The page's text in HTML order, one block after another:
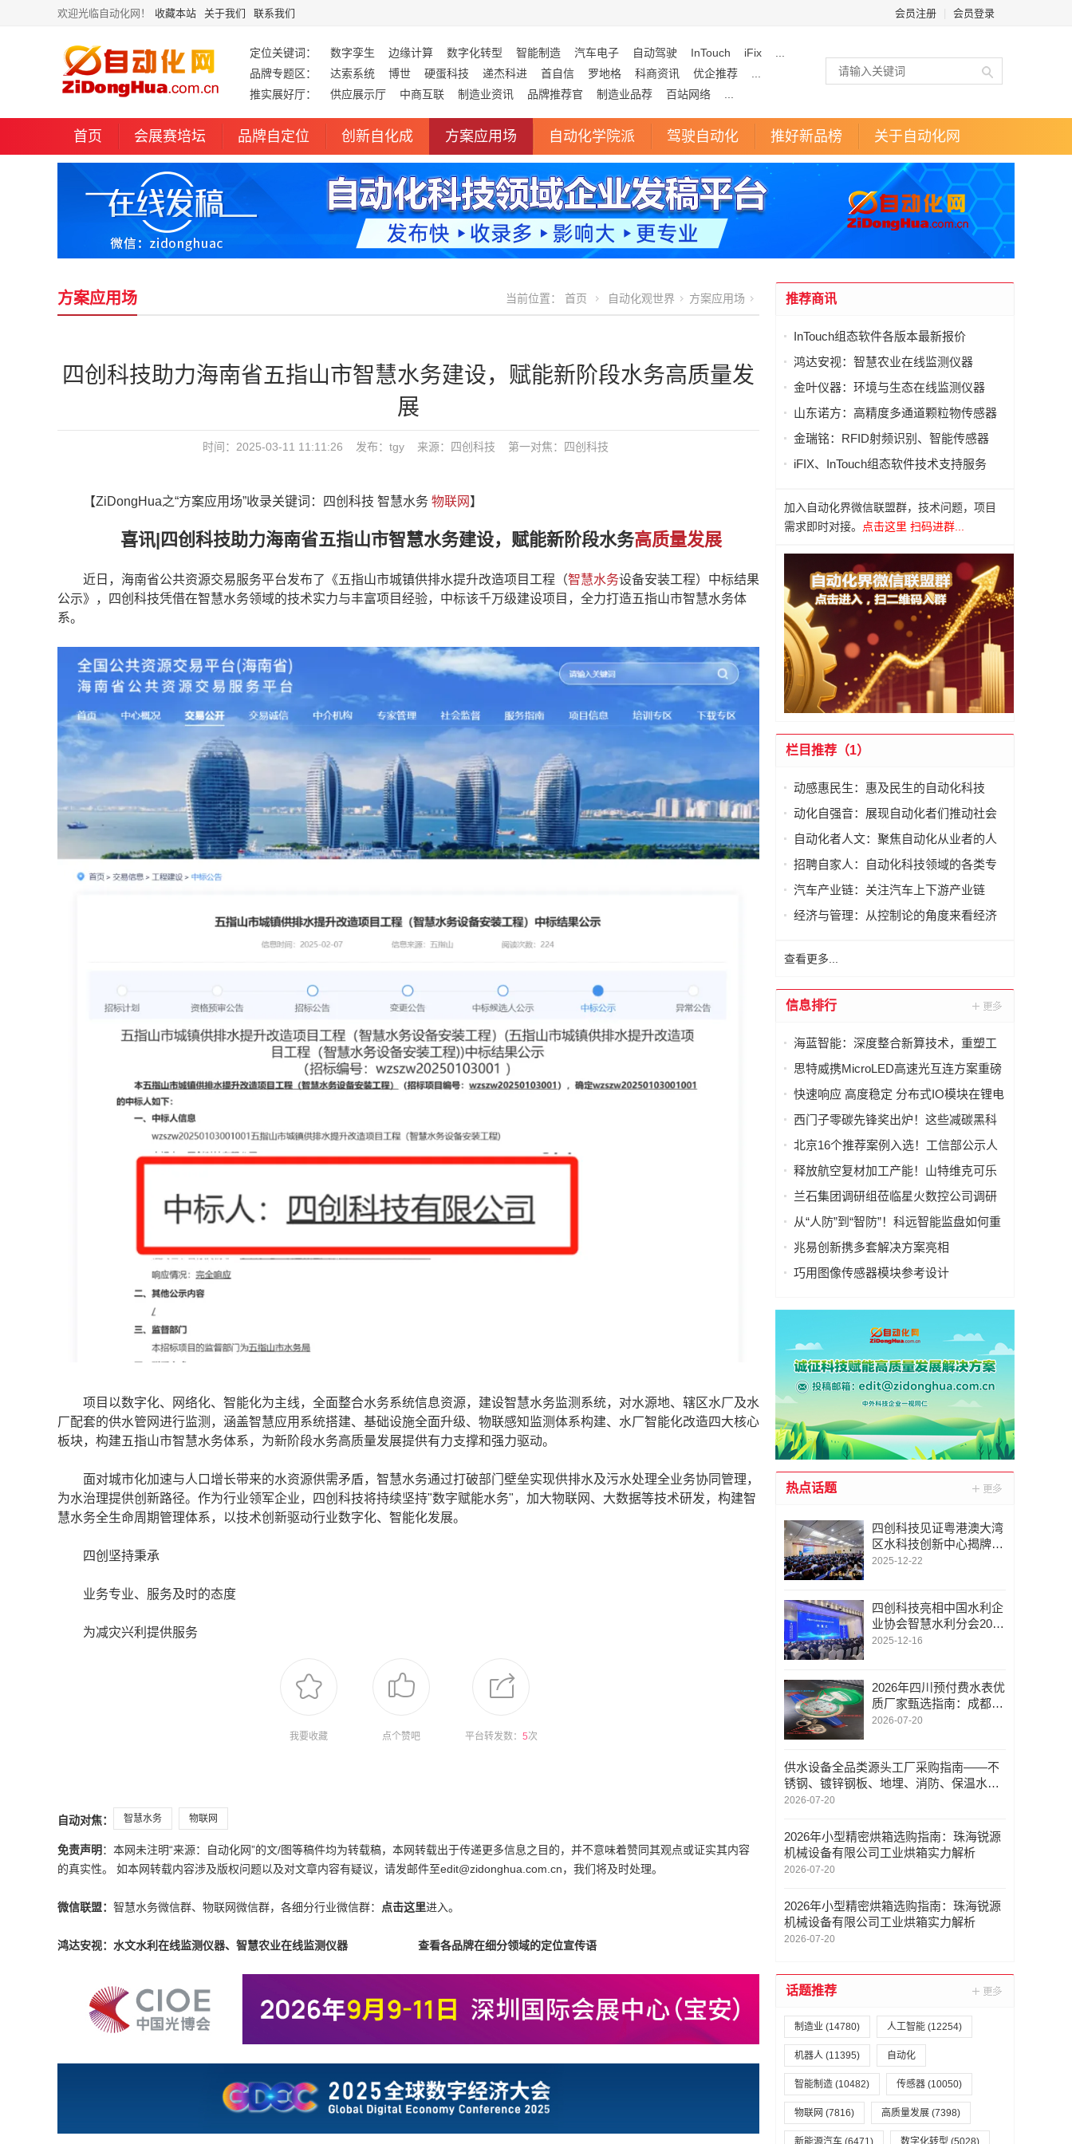
欢迎光临自动化网！ 收藏本站 关于我们 联系我们 会员注册 会员登录
定位关键词： 数字孪生 边缘计算 数字化转型 智能制造 汽车电子 自动驾驶 InTouch iFix
品牌专题区：
达索系统 博世 硬蛋科技 递杰科进 首自信 罗地格 科商资讯 优企推荐
推实展好厅：
供应展示厅 中商互联 制造业资讯 品牌推荐官 制造业品荐 百站网络
首页 会展赛培坛 品牌自定位 创新自化成 方案应用场 自动化学院派 驾驶自动化 推好新品榜 关于自动化网
方案应用场 当前位置： 首页 自动化观世界 方案应用场
四创科技助力海南省五指山市智慧水务建设，赋能新阶段水务高质量发
展
时间：2025-03-11 11:11:26 发布：tgy 来源：四创科技 第一对焦： 四创科技
【ZiDongHua之“方案应用场”收录关键词：四创科技 智慧水务 物联网 】
喜讯|四创科技助力海南省五指山市智慧水务建设，赋能新阶段水务高质量发展
近日，海南省公共资源交易服务平台发布了《五指山市城镇供排水提升改造项目工程（智慧水务设备安装工程）中标结果
公示》，四创科技凭借在智慧水务领域的技术实力与丰富项目经验，中标该千万级建设项目，全力打造五指山市智慧水务体
系。
项目以数字化、网络化、智能化为主线，全面整合水务系统信息资源，建设智慧水务监测系统，对水源地、辖区水厂及水
厂配套的供水管网进行监测，涵盖智慧应用系统搭建、基础设施全面升级、物联感知监测体系构建、水厂智能化改造四大核心
板块，构建五指山市智慧水务体系，为新阶段水务高质量发展提供有力支撑和强力驱动。
面对城市化加速与人口增长带来的水资源供需矛盾，智慧水务通过打破部门壁垒实现供排水及污水处理全业务协同管理，
为水治理提供创新路径。作为行业领军企业，四创科技将持续坚持"数字赋能水务"，加大物联网、大数据等技术研发，构建智
慧水务全生命周期管理体系，以技术创新驱动行业数字化、智能化发展。
四创坚持秉承
业务专业、服务及时的态度
为减灾兴利提供服务
我要收藏 点个赞吧 平台转发数： 5次
自动对焦： 智慧水务 物联网
免责声明 ：本网未注明“来源：自动化网”的文/图等稿件均为转载稿，本网转载出于传递更多信息之目的，并不意味着赞同其观点或证实其内容
的真实性。 如本网转载内容涉及版权问题以及对文章内容有疑议，请发邮件至edit@zidonghua.com.cn，我们将及时处理。
微信联盟： 智慧水务微信群、物联网微信群，各细分行业微信群： 点击这里进入。
鸿达安视：水文水利在线监测仪器、智慧农业在线监测仪器 查看各品牌在细分领域的定位宣传语
推荐商讯
InTouch组态软件各版本最新报价
鸿达安视：智慧农业在线监测仪器
金叶仪器：环境与生态在线监测仪器
山东诺方：高精度多通道颗粒物传感器
金瑞铭：RFID射频识别、智能传感器
iFIX、InTouch组态软件技术支持服务
加入自动化界微信联盟群，技术问题，项目
需求即时对接。
点击这里 扫码进群...
栏目推荐（1）
动感惠民生：惠及民生的自动化科技
动化自强音：展现自动化者们推动社会
进步发出的响亮声音
自动化者人文：聚焦自动化从业者的人
文思考
招聘自家人：自动化科技领域的各类专
家及人才需求资讯
汽车产业链：关注汽车上下游产业链
经济与管理：从控制论的角度来看经济
查看更多...
信息排行
海蓝智能：深度整合新算技术，重塑工
业读码器服务新标杆
思特威携MicroLED高速光互连方案重磅
亮相慕尼黑上海电子展
快速响应 高度稳定 分布式IO模块在锂电
池制造的优势揭秘 | 支持Modbus、
EtherCAT、Ethernet/IP、BACnet/IP等多
种协议
西门子零碳先锋奖出炉！这些减碳黑科
技太能打！
北京16个推荐案例入选！工信部公示人
工智能应用典型案例
释放航空复材加工产能！山特维克可乐
满锯齿刃铣刀从源头解决四大铣削工艺
兰石集团调研组莅临星火数控公司调研
指导数智化转型工作
从“人防”到“智防”！科远智能监盘如何重
塑火电运行新范式
兆易创新携多套解决方案亮相
CIIF2025，助力人形机器人落地
巧用图像传感器模块参考设计
造的全流程
热点话题
四创科技见证粤港澳大湾
区水科技创新中心揭牌成
立
2025-12-22
四创科技亮相中国水利企
业协会智慧水利分会2025
年会
2025-12-16
2026年四川预付费水表优
质厂家甄选指南：成都旋
翼式水表/成都智能水表/
2026-07-20
供水设备全品类源头工厂采购指南——不
锈钢、镀锌钢板、地埋、消防、保温水箱
及变频供水设备、消防泵优选品牌深度解
2026-07-20
2026年小型精密烘箱选购指南：珠海锐源
机械设备有限公司工业烘箱实力解析
2026-07-20
2026年小型精密烘箱选购指南：珠海锐源
机械设备有限公司工业烘箱实力解析
2026-07-20
话题推荐
制造业 (14780) 人工智能 (12254)
机器人 (11395) 自动化
智能制造 (10482) 传感器 (10050)
物联网 (7816) 高质量发展 (7398)
新能源汽车 (6471) 数字化转型 (5028)